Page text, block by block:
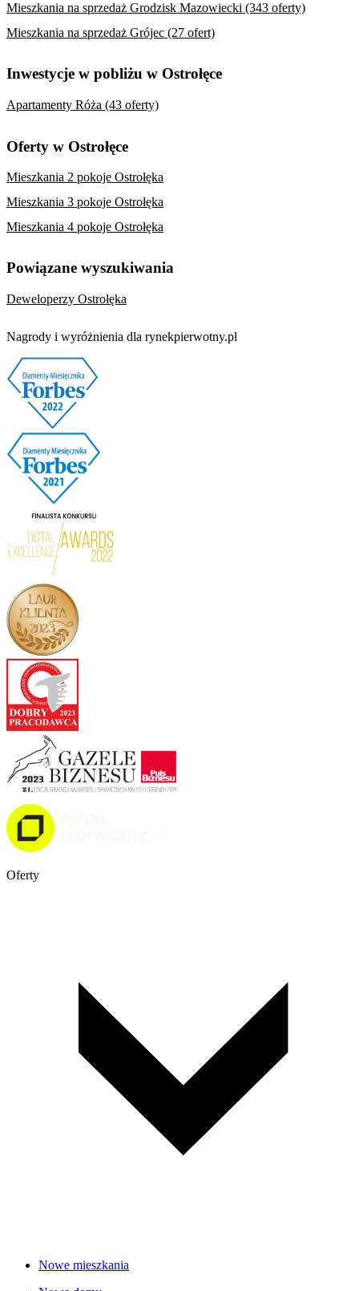
Mieszkania na sprzedaż Grodzisk Mazowiecki (343 oferty)
Mieszkania na sprzedaż Grójec (27 ofert)
Inwestycje w pobliżu w Ostrołęce
Apartamenty Róża (43 oferty)
Oferty w Ostrołęce
Mieszkania 2 pokoje Ostrołęka
Mieszkania 3 pokoje Ostrołęka
Mieszkania 4 pokoje Ostrołęka
Powiązane wyszukiwania
Deweloperzy Ostrołęka
Nagrody i wyróżnienia dla rynekpierwotny.pl
Oferty
Nowe mieszkania